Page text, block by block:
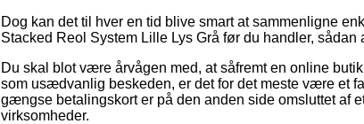
Dog kan det til hver en tid blive smart at sammenligne
Stacked Reol System Lille Lys Grå før du handler,
Du skal blot være årvågen med, at såfremt en online
som usædvanlig beskeden, er det for det meste være et
gængse betalingskort er på den anden side omsluttet af
virksomheder.